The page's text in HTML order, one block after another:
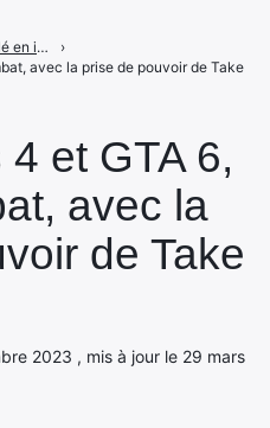
et GTA 6,
avec la
de Take
2023 , mis à jour le 29 mars
GTA VI dévoilé en images, découvrez la plage, les filles, les mecs et les caisses !
›
avec la prise de pouvoir de Take